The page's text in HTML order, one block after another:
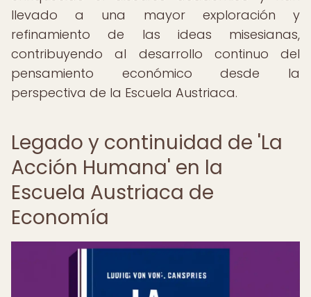
llevado a una mayor exploración y
refinamiento de las ideas misesianas,
contribuyendo al desarrollo continuo del
pensamiento económico desde la
perspectiva de la Escuela Austriaca.
Legado y continuidad de 'La
Acción Humana' en la
Escuela Austriaca de
Economía